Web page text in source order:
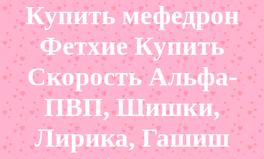
Купить мефедрон
Фетхие Купить
Скорость Альфа-
ПВП, Шишки,
Лирика, Гашиш